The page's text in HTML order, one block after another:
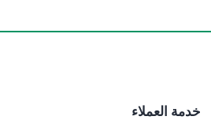
خدمة العملاء